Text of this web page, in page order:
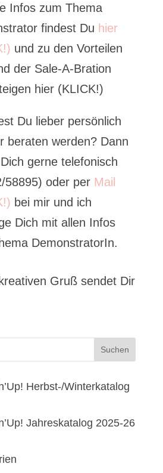
Infos zum Thema
findest Du hier
und zu den Vorteilen
der Sale-A-Bration
hier (KLICK!)
Du lieber persönlich
beraten werden? Dann
gerne telefonisch
58895) oder per Mail
bei mir und ich
Dich mit allen Infos
DemonstratorIn.
Gruß sendet Dir
Herbst-/Winterkatalog
Jahreskatalog 2025-26